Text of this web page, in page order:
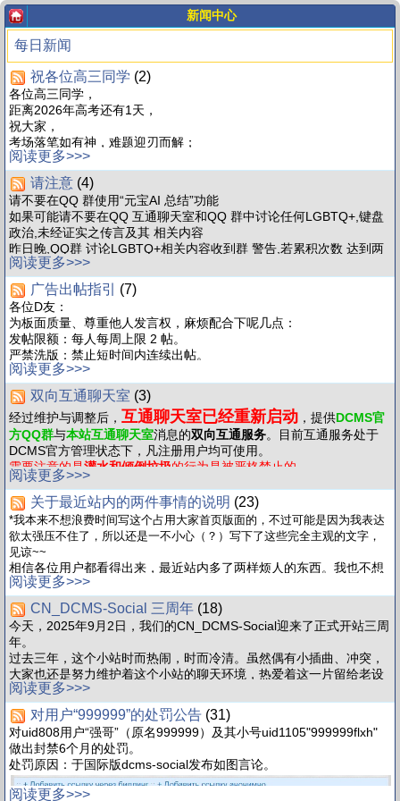
新闻中心
每日新闻
祝各位高三同学 (2)
各位高三同学，
距离2026年高考还有1天，
祝大家，
考场落笔如有神，难题迎刃而解；
发挥稳定超常，成绩如愿以偿。
祝你们旗开得胜，金榜题名！
CN_DCMS-Social
阅读更多>>>
请注意 (4)
请不要在QQ 群使用“元宝AI 总结”功能
如果可能请不要在QQ 互通聊天室和QQ 群中讨论任何LGBTQ+,键盘
政治,未经证实之传言及其 相关内容
昨日晚,QQ群 讨论LGBTQ+相关内容收到群 警告,若累积次数 达到两
次将会强制解散。
望请各位网站用户注意公共言辞
阅读更多>>>
广告出帖指引
(7)
各位D友：
为板面质量、尊重他人发言权，麻烦配合下呢几点：
发帖限额：每人每周上限 2 帖。
严禁洗版：禁止短时间内连续出帖。
禁止复读：严禁机械式重复同一个模板。
违规即删，屡犯封号。
敬请留意。
阅读更多>>>
双向互通聊天室 (3)
经过维护与调整后， 互通聊天室已经重新启动 ，提供DCMS官
方QQ群与本站互通聊天室消息的双向互通服务。目前互通服务处于
DCMS官方管理状态下，凡注册用户均可使用。
需要注意的是灌水和倾倒垃圾的行为是被严格禁止的。
阅读更多>>>
关于最近站内的两件事情的说明 (23)
*我本来不想浪费时间写这个占用大家首页版面的，不过可能是因为我表达
欲太强压不住了，所以还是一不小心（？）写下了这些完全主观的文字，
见谅~~
相信各位用户都看得出来，最近站内多了两样烦人的东西。我也不想
拐弯抹角地了，直接开始我的“主观”评价吧。
首先，键盘政治问题。
我个人思想还算比较开明，并不反对在网络上理性地讨论有建设性的
政治问题。
当然，这种讨论需要前提条件。
讨论时的双方，应该都有良好的素养和品质，有足够的理论知识和现
实经验积累、有独立思考能力和足够的判断力，以及谦逊的态度。
本站的相关讨论呢？呵，那种东西不能称之为“讨论”，只能叫“发泄”。
本站的大部分用户都是未成年人，而“讨论”这些内容的用户普遍都还
是小学、初中生。
也就是说，上述讨论前提，他们一项也达不到。
1.用于和谐交换观点的素养和品质、谦逊的态度：没有，如同火药桶
一般一碰就炸，没有任何思考和耐力，完全不会考虑其发送内容是否
阅读更多>>>
CN_DCMS-Social 三周年 (18)
今天，2025年9月2日，我们的CN_DCMS-Social迎来了正式开站三周
年。
过去三年，这个小站时而热闹，时而冷清。虽然偶有小插曲、冲突，
大家也还是努力维护着这个小站的聊天环境，热爱着这一片留给老设
备的净土。
在此，请允许我代表本站管理团队，向三年来所有在CN_DCMS-
Social驻足过的用户，致以我们最真挚的谢意。
当然，浮于表面的华丽辞藻就不必多说了（笑）
希望各位接下来也能一起，保护好这一片纯粹、包容、和谐的交流环
境，也祝各位能找到目标、实现梦想，即便生活不如意，也能快乐地
过好每一天。
阅读更多>>>
对用户“999999”的处罚公告 (31)
对uid808用户“强哥”（原名999999）及其小号uid1105"999999flxh"
做出封禁6个月的处罚。
处罚原因：于国际版dcms-social发布如图言论。
阅读更多>>>